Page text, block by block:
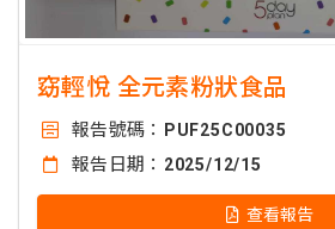
窈輕悅 全元素粉狀食品
報告號碼： PUF25C00035
報告日期： 2025/12/15
查看報告